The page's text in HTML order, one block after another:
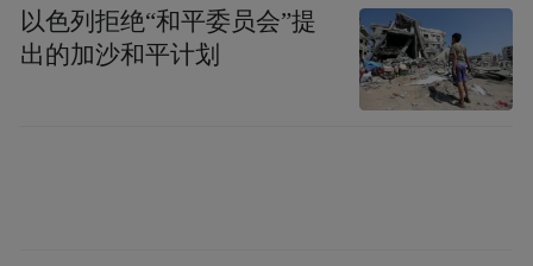
发挥OCR、自然语言处理、知识图谱等技术
领域的积累，以及互联网产品设计与研发优
势，与北大共同研发古籍数字化平台，利用
以色列拒绝“和平委员会”提
出的加沙和平计划